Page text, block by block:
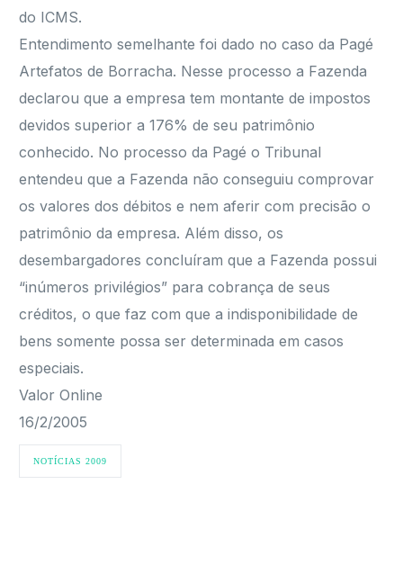
do ICMS.
Entendimento semelhante foi dado no caso da Pagé
Artefatos de Borracha. Nesse processo a Fazenda
declarou que a empresa tem montante de impostos
devidos superior a 176% de seu patrimônio
conhecido. No processo da Pagé o Tribunal
entendeu que a Fazenda não conseguiu comprovar
os valores dos débitos e nem aferir com precisão o
patrimônio da empresa. Além disso, os
desembargadores concluíram que a Fazenda possui
“inúmeros privilégios” para cobrança de seus
créditos, o que faz com que a indisponibilidade de
bens somente possa ser determinada em casos
especiais.
Valor Online
16/2/2005
NOTÍCIAS 2009